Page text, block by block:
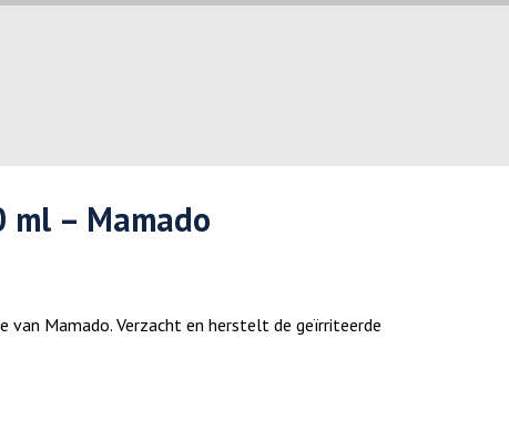
ml – Mamado
van Mamado. Verzacht en herstelt de geïrriteerde